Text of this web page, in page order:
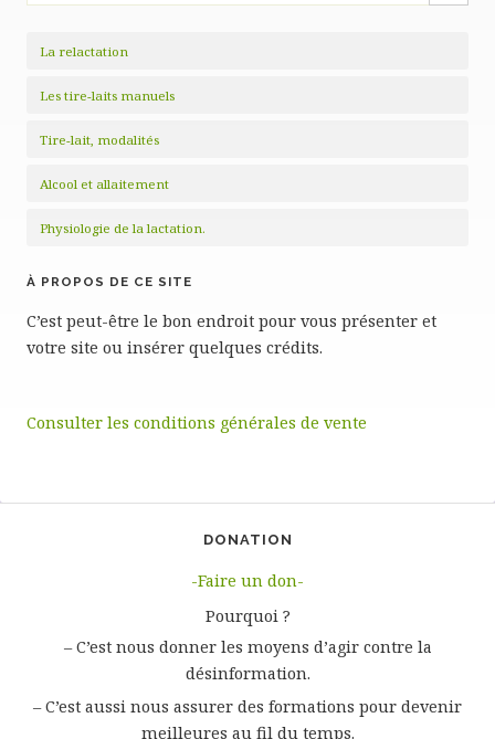
La relactation
Les tire-laits manuels
Tire-lait, modalités
Alcool et allaitement
Physiologie de la lactation.
À PROPOS DE CE SITE
C’est peut-être le bon endroit pour vous présenter et
votre site ou insérer quelques crédits.
Consulter les conditions générales de vente
DONATION
-Faire un don-
Pourquoi ?
– C’est nous donner les moyens d’agir contre la
désinformation.
– C’est aussi nous assurer des formations pour devenir
meilleures au fil du temps.